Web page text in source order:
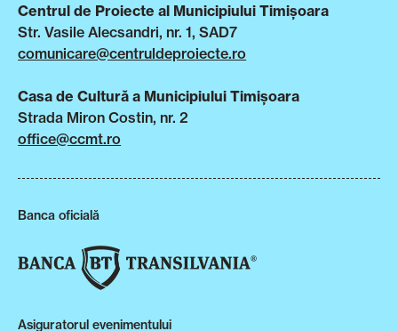
Centrul de Proiecte al Municipiului Timișoara
Str. Vasile Alecsandri, nr. 1, SAD7
comunicare@centruldeproiecte.ro
Casa de Cultură a Municipiului Timișoara
Strada Miron Costin, nr. 2
office@ccmt.ro
Banca oficială
Asiguratorul evenimentului